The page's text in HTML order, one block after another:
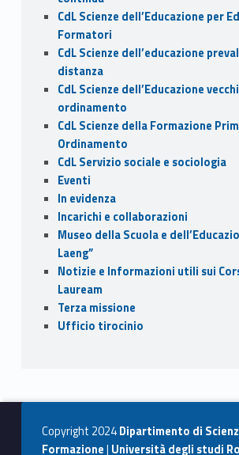
CdL Scienze dell’Educazione per
Formatori
CdL Scienze dell’educazione
distanza
CdL Scienze dell’Educazione
ordinamento
CdL Scienze della Formazione
Ordinamento
CdL Servizio sociale e sociologia
Eventi
In evidenza
Incarichi e collaborazioni
Museo della Scuola e
Laeng”
Notizie e Informazioni utili sui
Lauream
Terza missione
Ufficio tirocinio
Copyright 2024Dipartimento di
Formazione| Università degli studi